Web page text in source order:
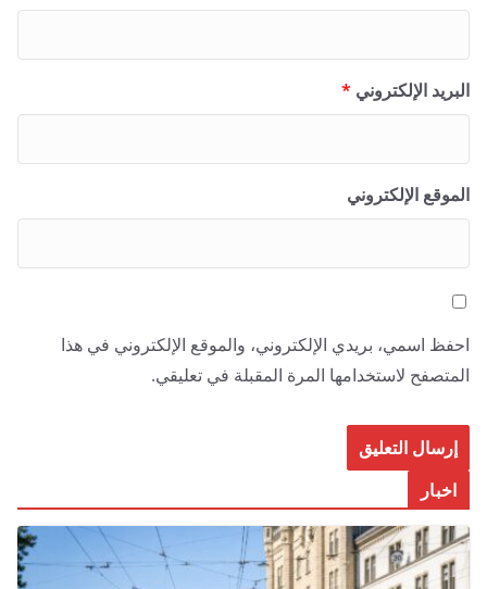
البريد الإلكتروني *
الموقع الإلكتروني
احفظ اسمي، بريدي الإلكتروني، والموقع الإلكتروني في هذا
المتصفح لاستخدامها المرة المقبلة في تعليقي.
اخبار